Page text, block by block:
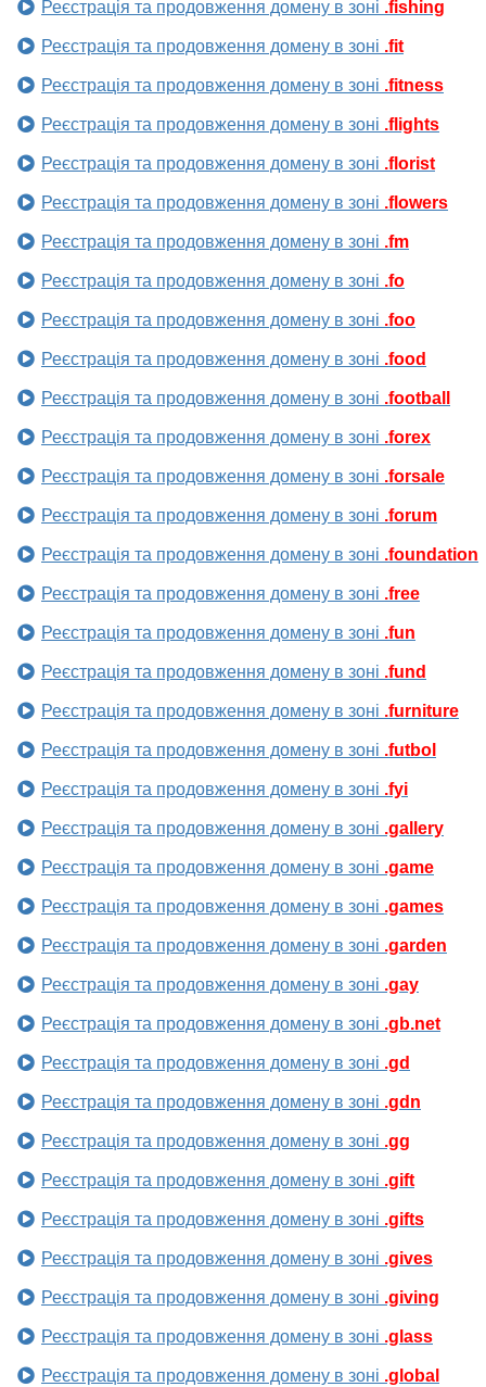
Реєстрація та продовження домену в зоні .fishing
Реєстрація та продовження домену в зоні .fit
Реєстрація та продовження домену в зоні .fitness
Реєстрація та продовження домену в зоні .flights
Реєстрація та продовження домену в зоні .florist
Реєстрація та продовження домену в зоні .flowers
Реєстрація та продовження домену в зоні .fm
Реєстрація та продовження домену в зоні .fo
Реєстрація та продовження домену в зоні .foo
Реєстрація та продовження домену в зоні .food
Реєстрація та продовження домену в зоні .football
Реєстрація та продовження домену в зоні .forex
Реєстрація та продовження домену в зоні .forsale
Реєстрація та продовження домену в зоні .forum
Реєстрація та продовження домену в зоні .foundation
Реєстрація та продовження домену в зоні .free
Реєстрація та продовження домену в зоні .fun
Реєстрація та продовження домену в зоні .fund
Реєстрація та продовження домену в зоні .furniture
Реєстрація та продовження домену в зоні .futbol
Реєстрація та продовження домену в зоні .fyi
Реєстрація та продовження домену в зоні .gallery
Реєстрація та продовження домену в зоні .game
Реєстрація та продовження домену в зоні .games
Реєстрація та продовження домену в зоні .garden
Реєстрація та продовження домену в зоні .gay
Реєстрація та продовження домену в зоні .gb.net
Реєстрація та продовження домену в зоні .gd
Реєстрація та продовження домену в зоні .gdn
Реєстрація та продовження домену в зоні .gg
Реєстрація та продовження домену в зоні .gift
Реєстрація та продовження домену в зоні .gifts
Реєстрація та продовження домену в зоні .gives
Реєстрація та продовження домену в зоні .giving
Реєстрація та продовження домену в зоні .glass
Реєстрація та продовження домену в зоні .global